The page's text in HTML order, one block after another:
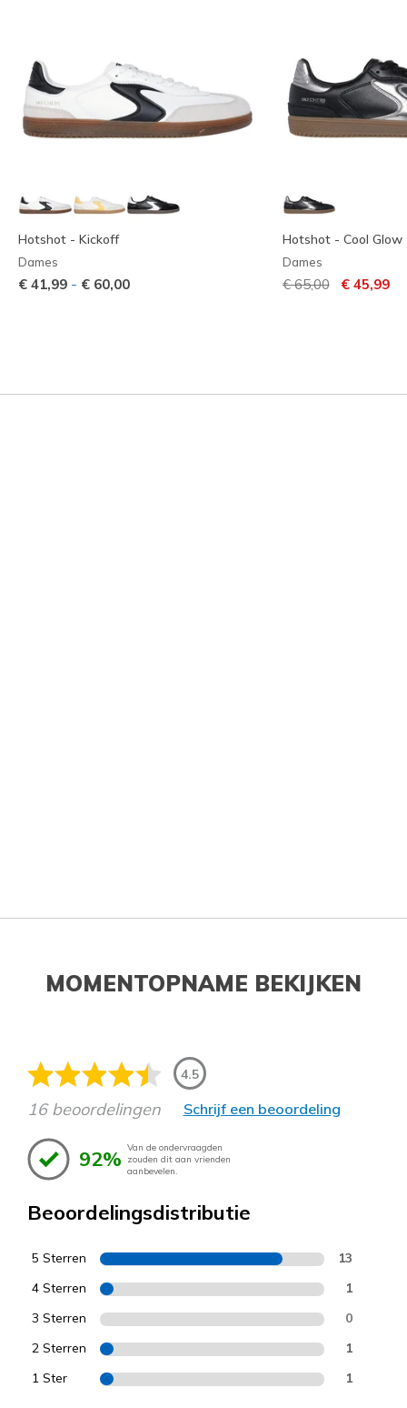
Hotshot - Kickoff
Dames
€ 41,99 - € 60,00
Hotshot - Cool Glow
Dames
Prijs verlaagd van
€ 65,00naar
€ 45,99
MOMENTOPNAME BEKIJKEN
4.5
16 beoordelingen Schrijf een beoordeling
92% Van de ondervraagden
zouden dit aan vrienden
aanbevelen.
Beoordelingsdistributie
5 Sterren 13
4 Sterren 1
3 Sterren 0
2 Sterren 1
1 Ster 1